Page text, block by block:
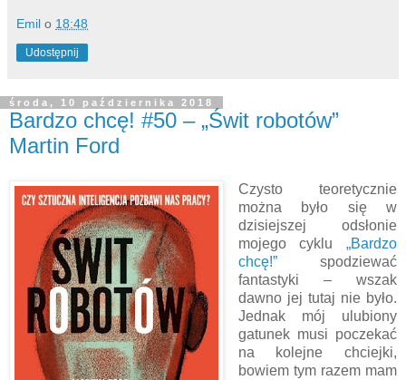
Emil o 18:48
Udostępnij
środa, 10 października 2018
Bardzo chcę! #50 – „Świt robotów”
Martin Ford
Czysto teoretycznie
można było się w
dzisiejszej odsłonie
mojego cyklu „Bardzo
chcę!”spodziewać
fantastyki – wszak
dawno jej tutaj nie było.
Jednak mój ulubiony
gatunek musi poczekać
na kolejne chciejki,
bowiem tym razem mam